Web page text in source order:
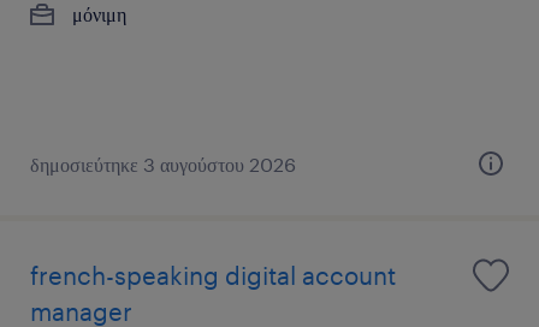
μόνιμη
δημοσιεύτηκε 3 αυγούστου 2026
french-speaking digital account
manager